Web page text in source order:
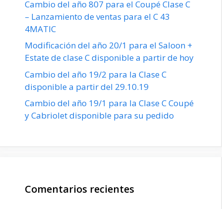
Cambio del año 807 para el Coupé Clase C
– Lanzamiento de ventas para el C 43
4MATIC
Modificación del año 20/1 para el Saloon +
Estate de clase C disponible a partir de hoy
Cambio del año 19/2 para la Clase C
disponible a partir del 29.10.19
Cambio del año 19/1 para la Clase C Coupé
y Cabriolet disponible para su pedido
Comentarios recientes